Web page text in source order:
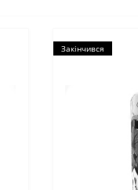
Закінчився